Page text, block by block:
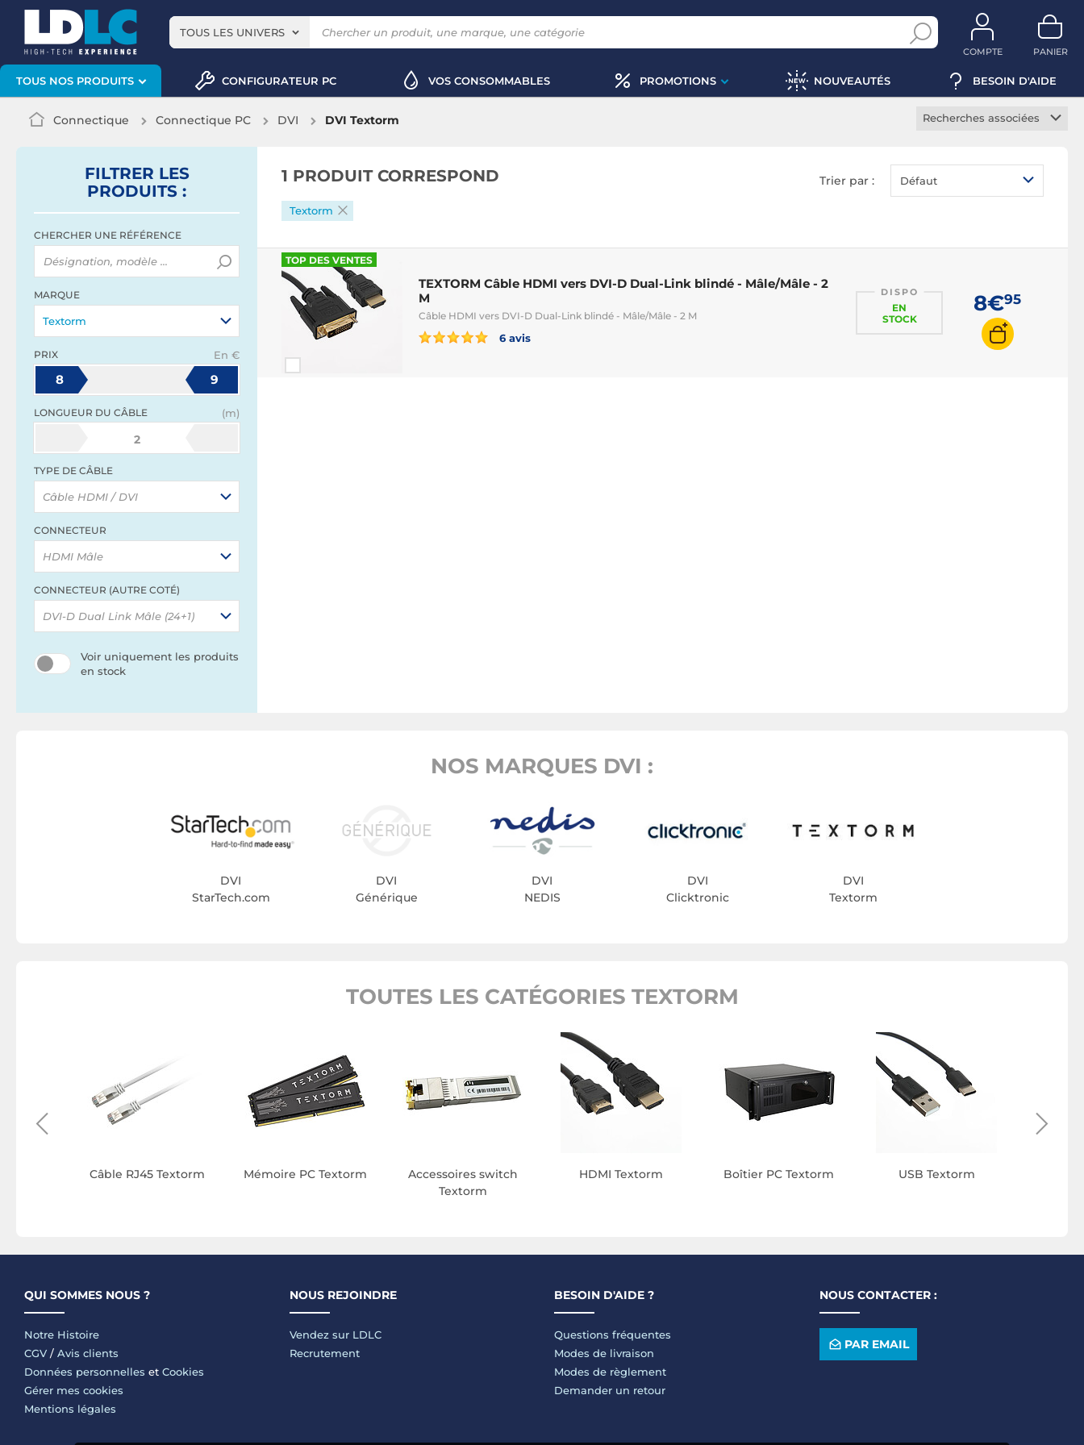
TOUS LES UNIVERS
COMPTE PANIER
TOUS NOS PRODUITS CONFIGURATEUR PC VOS CONSOMMABLES PROMOTIONS NOUVEAUTÉS BESOIN D'AIDE
Connectique Connectique PC DVI DVI Textorm
Recherches associées
FILTRER LES
PRODUITS :
CHERCHER UNE RÉFÉRENCE
MARQUE
Textorm
PRIX En €
8 9
LONGUEUR DU CÂBLE (m)
2
TYPE DE CÂBLE
Câble HDMI / DVI
CONNECTEUR
HDMI Mâle
CONNECTEUR (AUTRE COTÉ)
DVI-D Dual Link Mâle (24+1)
Voir uniquement les produits
en stock
1 PRODUIT CORRESPOND Trier par : Défaut
Textorm
TOP DES VENTES
TEXTORM Câble HDMI vers DVI-D Dual-Link blindé - Mâle/Mâle - 2
M
Câble HDMI vers DVI-D Dual-Link blindé - Mâle/Mâle - 2 M
6 avis
DISPO
EN
STOCK
8€95
NOS MARQUES DVI :
DVI
StarTech.com
DVI
Générique
DVI
NEDIS
DVI
Clicktronic
DVI
Textorm
TOUTES LES CATÉGORIES TEXTORM
Câble RJ45 Textorm Mémoire PC Textorm
Accessoires switch
Textorm
HDMI Textorm Boîtier PC Textorm USB Textorm
QUI SOMMES NOUS ?
Notre Histoire
CGV / Avis clients
Données personnelles et Cookies
Gérer mes cookies
Mentions légales
NOUS REJOINDRE
Vendez sur LDLC
Recrutement
BESOIN D'AIDE ?
Questions fréquentes
Modes de livraison
Modes de règlement
Demander un retour
NOUS CONTACTER :
PAR EMAIL